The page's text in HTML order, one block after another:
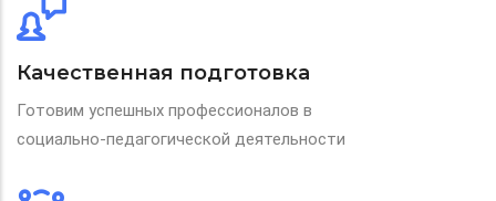
Качественная подготовка
Готовим успешных профессионалов в
социально-педагогической деятельности